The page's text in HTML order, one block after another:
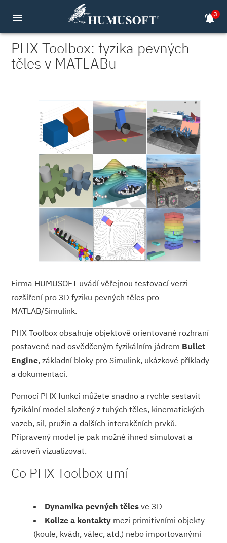
menu notifications_active3
PHX Toolbox: fyzika pevných
těles v MATLABu
Firma HUMUSOFT uvádí věřejnou testovací verzi
rozšíření pro 3D fyziku pevných těles pro
MATLAB/Simulink.
PHX Toolbox obsahuje objektově orientované rozhraní
postavené nad osvědčeným fyzikálním jádrem Bullet
Engine, základní bloky pro Simulink, ukázkové příklady
a dokumentaci.
Pomocí PHX funkcí můžete snadno a rychle sestavit
fyzikální model složený z tuhých těles, kinematických
vazeb, sil, pružin a dalších interakčních prvků.
Připravený model je pak možné ihned simulovat a
zároveň vizualizovat.
Co PHX Toolbox umí
Dynamika pevných těles ve 3D
Kolize a kontakty mezi primitivními objekty
(koule, kvádr, válec, atd.) nebo importovanými